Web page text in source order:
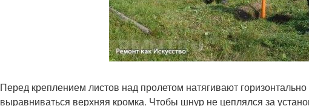
Перед креплением листов над пролетом натягивают
выравниваться верхняя кромка. Чтобы шнур не цеплялся за